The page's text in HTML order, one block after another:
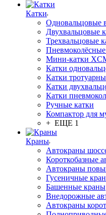
Катки
Одновальцовые
Двухвальцовые
Трехвальцовые
Пневмоколёсные
Мини-катки
Катки
Катки
Катки
Катки
Ручные катки
Компактор для
+ ЕЩЕ 1
Краны
Автокраны
Короткобазные
Автокраны
Гусеничные
Башенные краны
Внедорожные
Автокраны